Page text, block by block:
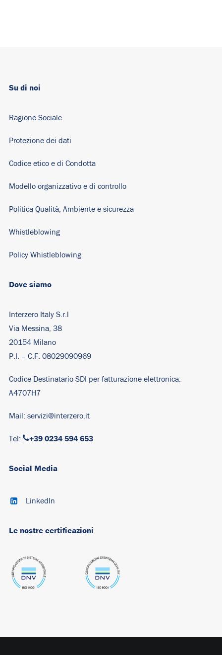
Dove siamo
Interzero Italy S.r.l
Via Messina, 38
20154 Milano
P.I. – C.F. 08029090969
Codice Destinatario SDI per fatturazione elettronica:
A4707H7
Mail: servizi@interzero.it
Tel: +39 0234 594 653
Su di noi
Ragione Sociale
Protezione dei dati
Codice etico e di Condotta
Modello organizzativo e di controllo
Politica Qualità, Ambiente e sicurezza
Whistleblowing
Policy Whistleblowing
Social Media
LinkedIn
Le nostre certificazioni